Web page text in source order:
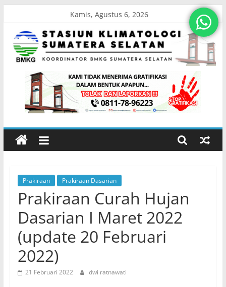
content
Kamis, Agustus 6, 2026
Stasiun
Klimatologi
Sumatera
Koordinator
BMKG
Sumatera
Selatan
Prakiraan Prakiraan Dasarian
Prakiraan Curah Hujan
Dasarian I Maret 2022
(update 20 Februari
2022)
21 Februari 2022 dwi ratnawati